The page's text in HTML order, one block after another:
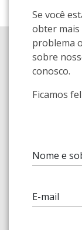
Se você
obter mais
problema
sobre
conosco.
Ficamos
Nome e
E-mail